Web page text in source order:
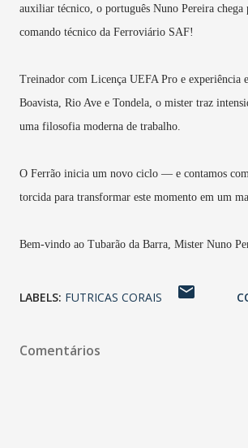
auxiliar técnico, o português Nuno Pereira chega
comando técnico da Ferroviário SAF!
Treinador com Licença UEFA Pro e experiência
Boavista, Rio Ave e Tondela, o mister traz
uma filosofia moderna de trabalho.
O Ferrão inicia um novo ciclo — e contamos
torcida para transformar este momento em um
Bem-vindo ao Tubarão da Barra, Mister Nuno
LABELS: FUTRICAS CORAIS
Comentários